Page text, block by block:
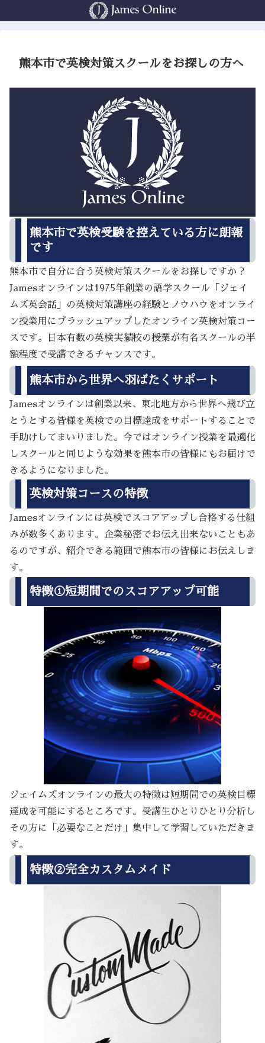
熊本市で英検対策スクールをお探しの方へ
熊本市で英検受験を控えている方に朗報
です
熊本市で自分に合う英検対策スクールをお探しですか？
Jamesオンラインは1975年創業の語学スクール「ジェイ
ムズ英会話」の英検対策講座の経験とノウハウをオンライ
ン授業用にブラッシュアップしたオンライン英検対策コー
スです。日本有数の英検実績校の授業が有名スクールの半
額程度で受講できるチャンスです。
熊本市から世界へ羽ばたくサポート
Jamesオンラインは創業以来、東北地方から世界へ飛び立
とうとする皆様を英検での目標達成をサポートすることで
手助けしてまいりました。今ではオンライン授業を最適化
しスクールと同じような効果を熊本市の皆様にもお届けで
きるようになりました。
英検対策コースの特徴
Jamesオンラインには英検でスコアアップし合格する仕組
みが数多くあります。企業秘密でお伝え出来ないこともあ
るのですが、紹介できる範囲で熊本市の皆様にお伝えしま
す。
特徴①短期間でのスコアアップ可能
ジェイムズオンラインの最大の特徴は短期間での英検目標
達成を可能にするところです。受講生ひとりひとり分析し
その方に「必要なことだけ」集中して学習していただきま
す。
特徴②完全カスタムメイド